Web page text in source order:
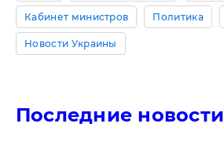
Кабинет министров Политика
Новости Украины
Последние новости